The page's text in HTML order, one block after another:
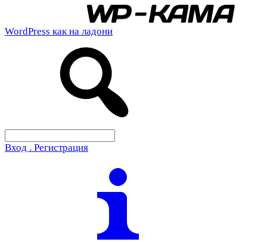
WordPress как на ладони
Вход . Регистрация